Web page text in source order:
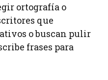
ortografía o
que
o buscan pulir
frases para